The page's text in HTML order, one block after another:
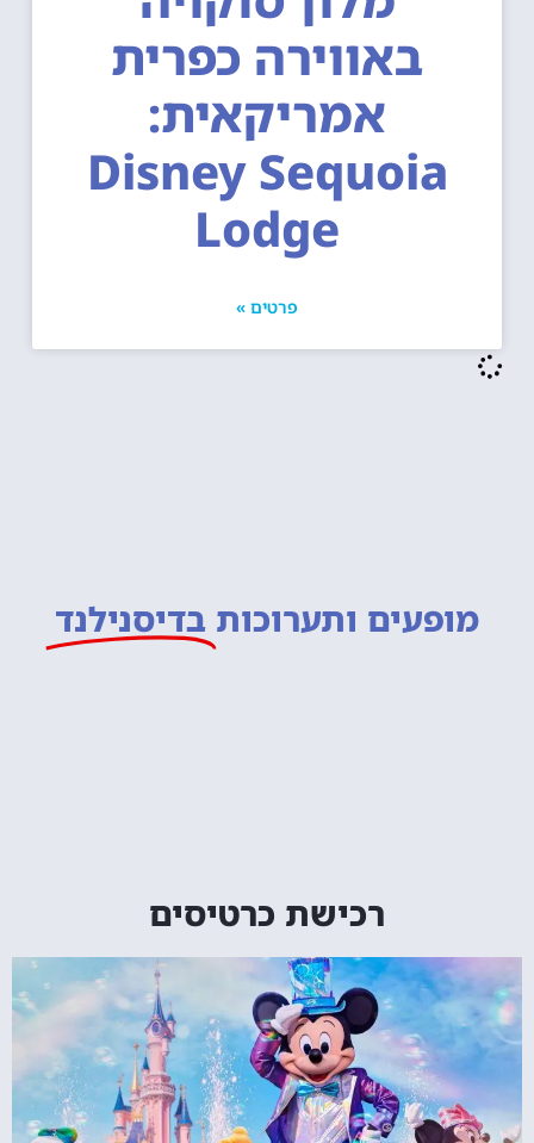
באווירה כפרית
אמריקאית:
Disney Sequoia
Lodge
פרטים »
מופעים ותערוכות בדיסנילנד
רכישת כרטיסים